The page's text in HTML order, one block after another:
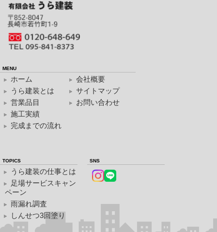
MENU
ホーム
うら建装とは
営業品目
施工実績
完成までの流れ
会社概要
サイトマップ
お問い合わせ
TOPICS
うら建装の仕事とは
足場サービスキャン
ペーン
雨漏れ調査
しんせつ3回塗り
SNS